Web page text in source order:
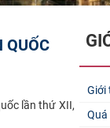
QUỐC
lần thứ XII,
Giới